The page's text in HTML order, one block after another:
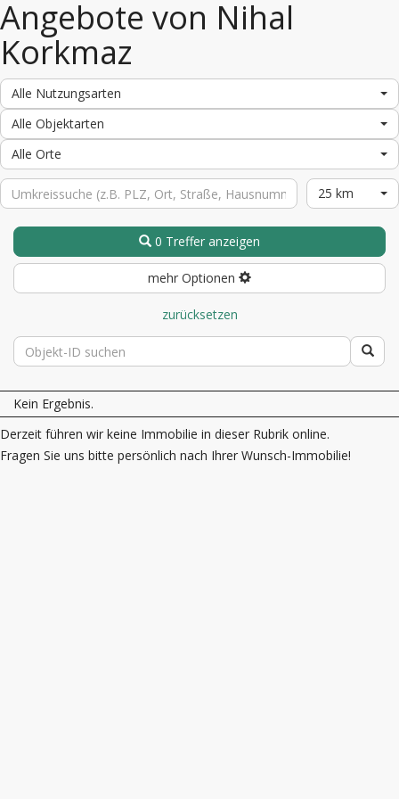
Angebote von Nihal
Korkmaz
Alle Nutzungsarten
Alle Objektarten
Alle Orte
25 km
0 Treffer anzeigen
mehr Optionen
zurücksetzen
Kein Ergebnis.
Derzeit führen wir keine Immobilie in dieser Rubrik online.
Fragen Sie uns bitte persönlich nach Ihrer Wunsch-Immobilie!